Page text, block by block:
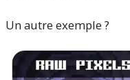
Un autre exemple ?